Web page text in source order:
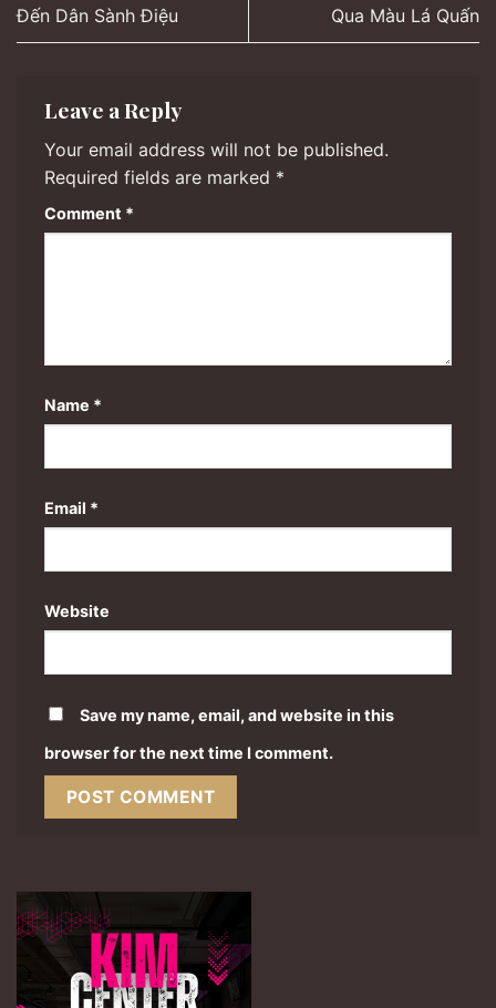
Đến Dân Sành Điệu
Qua Màu Lá Quấn
Leave a Reply
Your email address will not be published.
Required fields are marked *
Comment *
Name *
Email *
Website
Save my name, email, and website in this
browser for the next time I comment.